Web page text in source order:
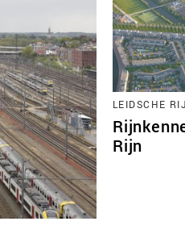
LEIDSCHE
Rijn